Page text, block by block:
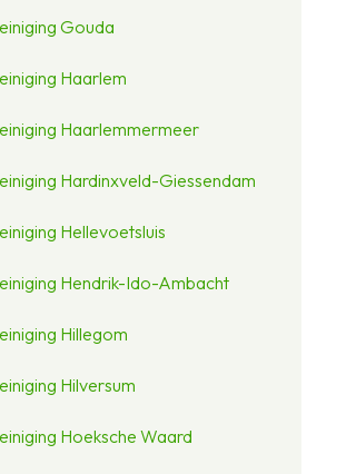
Gouda
Haarlem
Haarlemmermeer
Hardinxveld-Giessendam
Hellevoetsluis
Hendrik-Ido-Ambacht
Hillegom
Hilversum
Hoeksche Waard